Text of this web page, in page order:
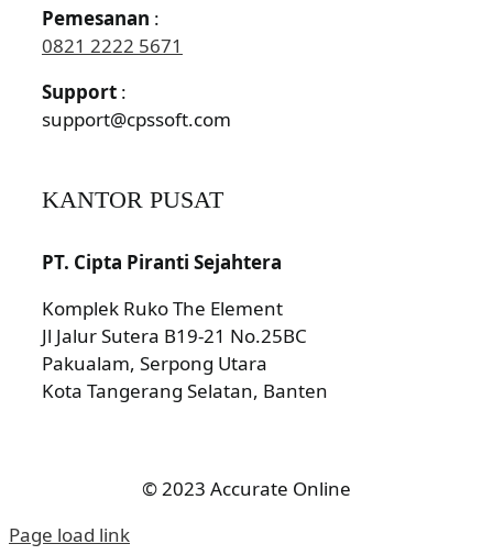
Pemesanan :
0821 2222 5671
Support:
support@cpssoft.com
KANTOR PUSAT
PT. Cipta Piranti Sejahtera
Komplek Ruko The Element
Jl Jalur Sutera B19-21 No.25BC
Pakualam, Serpong Utara
Kota Tangerang Selatan, Banten
© 2023 Accurate Online
Page load link